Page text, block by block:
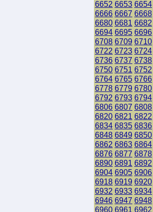
6652 6653 6654
6666 6667 6668
6680 6681 6682
6694 6695 6696
6708 6709 6710
6722 6723 6724
6736 6737 6738
6750 6751 6752
6764 6765 6766
6778 6779 6780
6792 6793 6794
6806 6807 6808
6820 6821 6822
6834 6835 6836
6848 6849 6850
6862 6863 6864
6876 6877 6878
6890 6891 6892
6904 6905 6906
6918 6919 6920
6932 6933 6934
6946 6947 6948
6960 6961 6962